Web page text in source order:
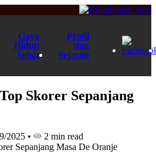
Gaya
Hidup
Sehat
Profil
dan
Sejarah
Skorer Sepanjang
2025 • 2 min read